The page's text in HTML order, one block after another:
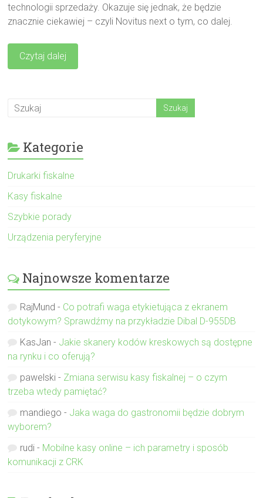
technologii sprzedaży. Okazuje się jednak, że będzie
znacznie ciekawiej – czyli Novitus next o tym, co dalej.
Czytaj dalej
Kategorie
Drukarki fiskalne
Kasy fiskalne
Szybkie porady
Urządzenia peryferyjne
Najnowsze komentarze
RajMund - Co potrafi waga etykietująca z ekranem
dotykowym? Sprawdźmy na przykładzie Dibal D-955DB
KasJan - Jakie skanery kodów kreskowych są dostępne
na rynku i co oferują?
pawelski - Zmiana serwisu kasy fiskalnej – o czym
trzeba wtedy pamiętać?
mandiego - Jaka waga do gastronomii będzie dobrym
wyborem?
rudi - Mobilne kasy online – ich parametry i sposób
komunikacji z CRK